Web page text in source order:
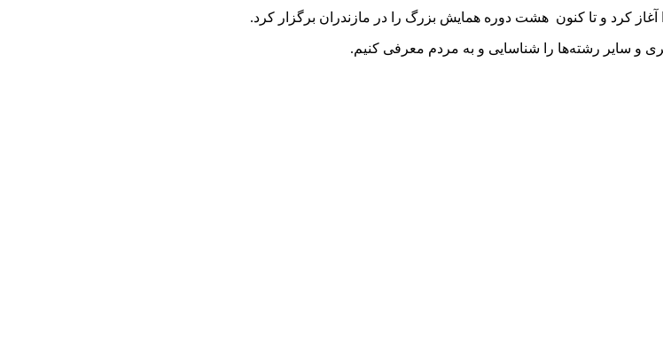
و سایر رشته‌ها را شناسایی و به مردم معرفی کنیم.